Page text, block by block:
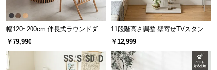
幅120~200cm 伸長式ラウンドダイ
ニングテーブル 6人掛け 天然木突
￥79,990
11段階高さ調整 壁寄せTVスタンド
キャスター付き 上下左右角度調節
￥12,999